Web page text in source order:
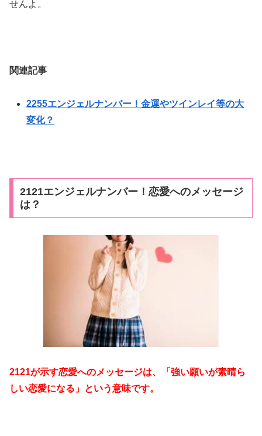
せんよ。
関連記事
2255エンジェルナンバー！金運やツインレイ等の大
変化？
2121エンジェルナンバー！恋愛へのメッセージ
は？
2121が示す恋愛へのメッセージは、「強い願いが素晴ら
しい恋愛になる」という意味です。